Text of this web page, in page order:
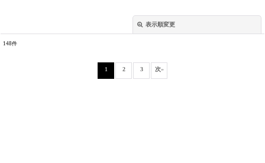
表示順変更
148件
1 2 3 次»